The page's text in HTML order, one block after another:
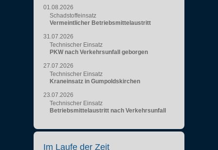
01.08.2026
Schadstoffeinsatz
Vermeintlicher Betriebsmittelaustritt
31.07.2026
Technischer Einsatz
PKW nach Verkehrsunfall geborgen
27.07.2026
Technischer Einsatz
Kraneinsatz in Gumpoldskirchen
23.07.2026
Technischer Einsatz
Betriebsmittelaustritt nach Verkehrsunfall
Im Laufe der Zeit